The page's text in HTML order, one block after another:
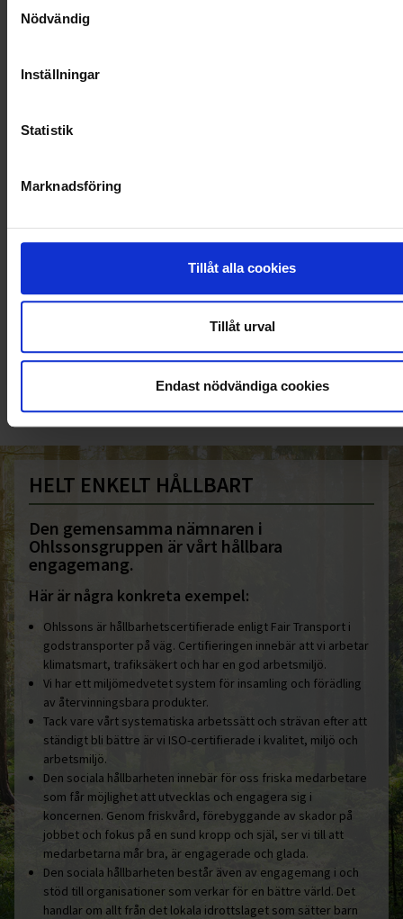
Nödvändig
Inställningar
Statistik
Marknadsföring
Tillåt alla cookies
Tillåt urval
Endast nödvändiga cookies
VELLINGE
010-45 00 200​
HELT ENKELT HÅLLBART
Den gemensamma nämnaren i
Ohlssonsgruppen är vårt hållbara
engagemang.
Här är några konkreta exempel:
Ohlssons är hållbarhetscertifierade enligt Fair Transport i
godstransporter på väg. Certifieringen innebär att vi arbetar
klimatsmart, trafiksäkert och har en god arbetsmiljö.
Vi har ett miljömedvetet system för insamling och förädling
av återvinningsbara produkter.
Tack vare vårt systematiska arbetssätt och strävan efter att
ständigt bli bättre är vi ISO-certifierade i kvalitet, miljö och
arbetsmiljö.
Den sociala hållbarheten innebär för oss friska medarbetare
som får möjlighet att utvecklas och engagera sig i
koncernen. Genom friskvård, förebyggande av skador på
jobbet och fokus på en sund kropp och själ, ser vi till att
medarbetarna mår bra, är engagerade och glada.
Den sociala hållbarheten består även av engagemang i och
stöd till organisationer som verkar för en bättre värld. Det
handlar om allt från det lokala idrottslaget som sätter barn